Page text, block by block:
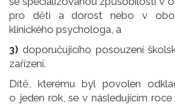
pro děti a dorost nebo v
klinického psychologa, a
3) doporučujícího posouzení
zařízení.
Dítě, kterému byl povolen
o jeden rok, se v následujícím